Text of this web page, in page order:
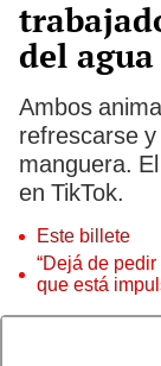
del agua
Ambos
refrescarse
manguera.
en TikTok.
Este billete
“Dejá de
que está